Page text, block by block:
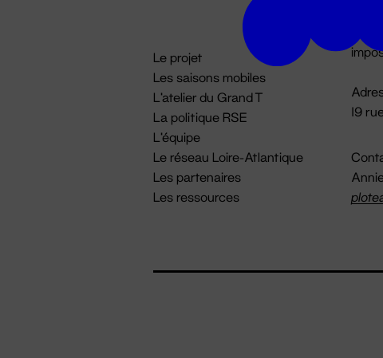
Le projet
Les saisons mobiles
L'atelier du Grand T
La politique RSE
L'équipe
Le réseau Loire-Atlantique
Les partenaires
Les ressources
19